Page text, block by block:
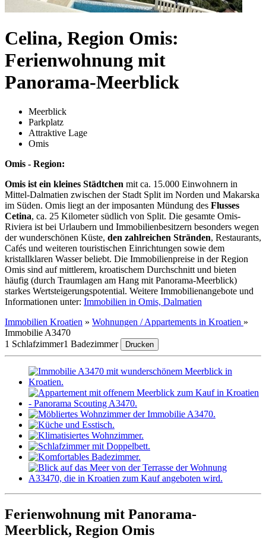
Celina, Region Omis:
Ferienwohnung mit
Panorama-Meerblick
Meerblick
Parkplatz
Attraktive Lage
Omis
Omis - Region:
Omis ist ein kleines Städtchen mit ca. 15.000 Einwohnern in
Mittel-Dalmatien zwischen der Stadt Split im Norden und Makarska
im Süden. Omis liegt an der imposanten Mündung des Flusses
Cetina, ca. 25 Kilometer südlich von Split. Die gesamte Omis-
Riviera ist bei Urlaubern und Immobilienbesitzern besonders wegen
der wunderschönen Küste, den zahlreichen Stränden, Restaurants,
Cafés und weiteren touristischen Einrichtungen sowie dem
kristallklaren Wasser beliebt. Die Immobilienpreise in der Region
Omis sind auf mittlerem, kroatischem Durchschnitt und bieten
häufig (durch Traumlagen am Hang mit Panorama-Meerblick)
starkes Wertsteigerungspotential. Weitere Immobilienangebote und
Informationen unter: Immobilien in Omis, Dalmatien
Immobilien Kroatien » Wohnungen / Appartements in Kroatien »
Immobilie A3470
1 Schlafzimmer1 Badezimmer Drucken
Ferienwohnung mit Panorama-
Meerblick, Region Omis